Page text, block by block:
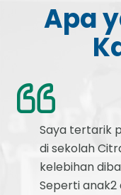
Apa
Saya tertarik
di sekolah
kelebihan
Seperti